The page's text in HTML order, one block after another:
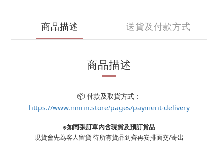
商品描述 送貨及付款方式
商品描述
📦 付款及取貨方式：
https://www.mnnn.store/pages/payment-delivery
※如同張訂單內含現貨及預訂貨品
現貨會先為客人留貨 待所有貨品到齊再安排面交/寄出